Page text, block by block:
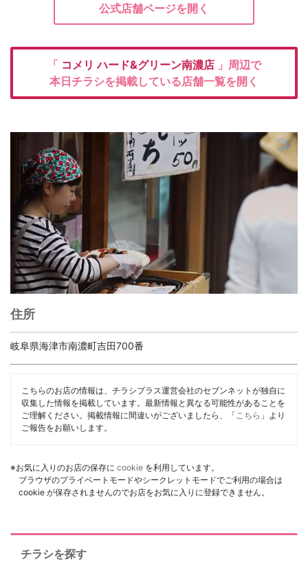
公式店舗ページを開く
「 コメリハード&グリーン南濃店 」周辺で
本日チラシを掲載している店舗一覧を開く
住所
岐阜県海津市南濃町吉田700番
こちらのお店の情報は、チラシプラス運営会社のセブンネットが独自に
収集した情報を掲載しています。最新情報と異なる可能性があることを
ご理解ください。掲載情報に間違いがございましたら、「 こちら 」より
ご報告をお願いします。
※お気に入りのお店の保存に cookie を利用しています。
ブラウザのプライベートモードやシークレットモードでご利用の場合は
cookie が保存されませんのでお店をお気に入りに登録できません。
チラシを探す